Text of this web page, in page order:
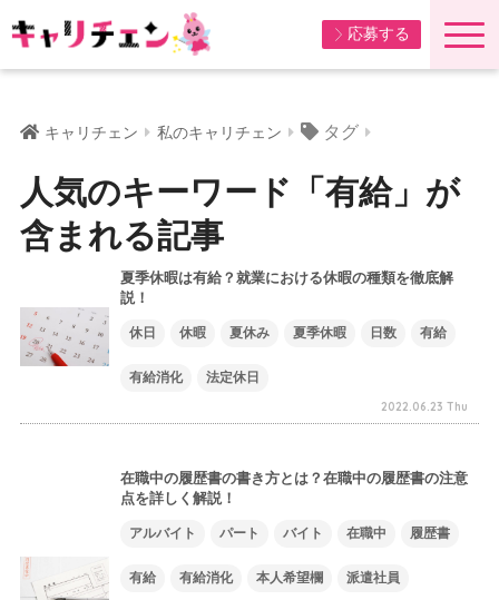
応募する
キャリチェン 私のキャリチェン タグ
人気のキーワード「有給」が
含まれる記事
夏季休暇は有給？就業における休暇の種類を徹底解
説！
休日 休暇 夏休み 夏季休暇 日数 有給
有給消化 法定休日
2022.06.23 Thu
在職中の履歴書の書き方とは？在職中の履歴書の注意
点を詳しく解説！
アルバイト パート バイト 在職中 履歴書
有給 有給消化 本人希望欄 派遣社員